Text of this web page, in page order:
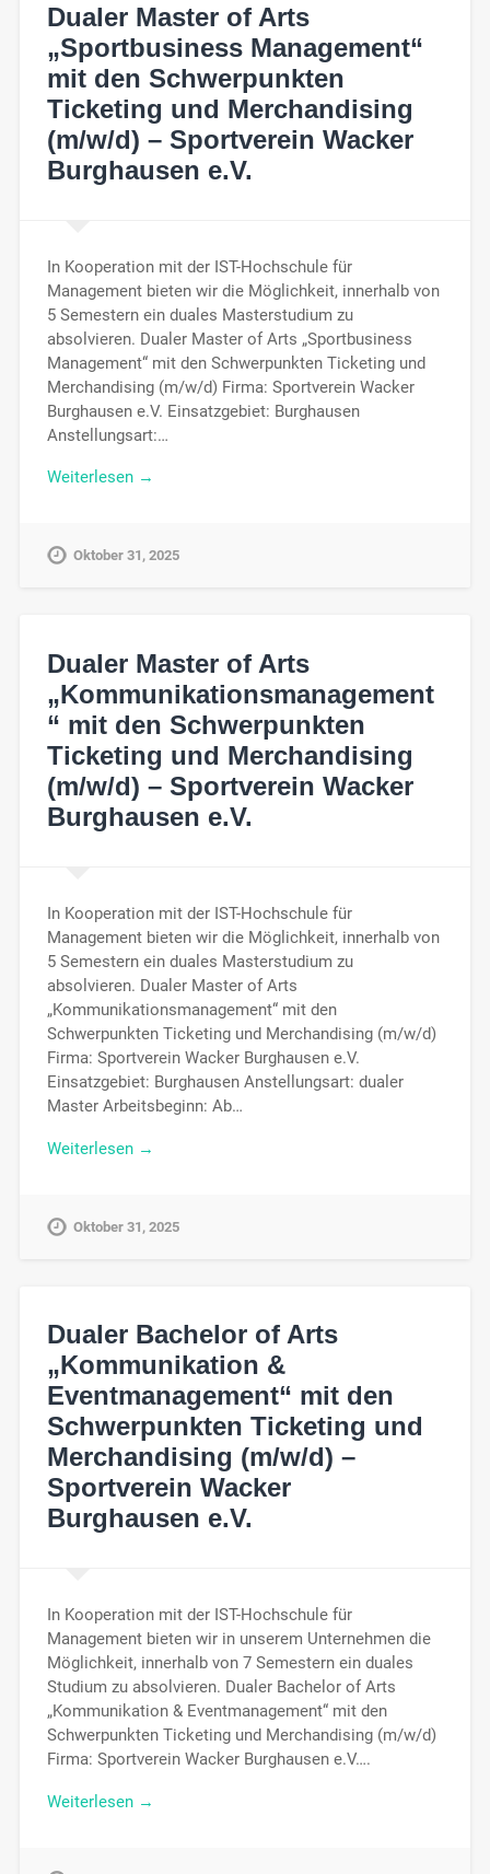
Dualer Master of Arts
„Sportbusiness Management“
mit den Schwerpunkten
Ticketing und Merchandising
(m/w/d) – Sportverein Wacker
Burghausen e.V.
In Kooperation mit der IST-Hochschule für
Management bieten wir die Möglichkeit, innerhalb von
5 Semestern ein duales Masterstudium zu
absolvieren. Dualer Master of Arts „Sportbusiness
Management“ mit den Schwerpunkten Ticketing und
Merchandising (m/w/d) Firma: Sportverein Wacker
Burghausen e.V. Einsatzgebiet: Burghausen
Anstellungsart:…
Weiterlesen →
Oktober 31, 2025
Dualer Master of Arts
„Kommunikationsmanagement
“ mit den Schwerpunkten
Ticketing und Merchandising
(m/w/d) – Sportverein Wacker
Burghausen e.V.
In Kooperation mit der IST-Hochschule für
Management bieten wir die Möglichkeit, innerhalb von
5 Semestern ein duales Masterstudium zu
absolvieren. Dualer Master of Arts
„Kommunikationsmanagement“ mit den
Schwerpunkten Ticketing und Merchandising (m/w/d)
Firma: Sportverein Wacker Burghausen e.V.
Einsatzgebiet: Burghausen Anstellungsart: dualer
Master Arbeitsbeginn: Ab…
Weiterlesen →
Oktober 31, 2025
Dualer Bachelor of Arts
„Kommunikation &
Eventmanagement“ mit den
Schwerpunkten Ticketing und
Merchandising (m/w/d) –
Sportverein Wacker
Burghausen e.V.
In Kooperation mit der IST-Hochschule für
Management bieten wir in unserem Unternehmen die
Möglichkeit, innerhalb von 7 Semestern ein duales
Studium zu absolvieren. Dualer Bachelor of Arts
„Kommunikation & Eventmanagement“ mit den
Schwerpunkten Ticketing und Merchandising (m/w/d)
Firma: Sportverein Wacker Burghausen e.V….
Weiterlesen →